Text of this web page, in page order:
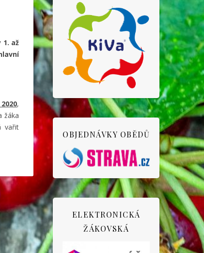
1. až
,
žáka
vařit
OBJEDNÁVKY OBĚDŮ
ELEKTRONICKÁ
ŽÁKOVSKÁ